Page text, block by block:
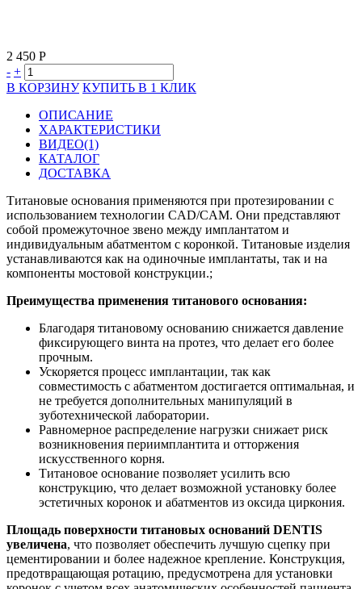
2 450 Р
- +
В КОРЗИНУ КУПИТЬ В 1 КЛИК
ОПИСАНИЕ
ХАРАКТЕРИСТИКИ
ВИДЕО(1)
КАТАЛОГ
ДОСТАВКА
Титановые основания применяются при протезировании с
использованием технологии CAD/CAM. Они представляют
собой промежуточное звено между имплантатом и
индивидуальным абатментом с коронкой. Титановые изделия
устанавливаются как на одиночные имплантаты, так и на
компоненты мостовой конструкции.;
Преимущества применения титанового основания:
Благодаря титановому основанию снижается давление
фиксирующего винта на протез, что делает его более
прочным.
Ускоряется процесс имплантации, так как
совместимость с абатментом достигается оптимальная, и
не требуется дополнительных манипуляций в
зуботехнической лаборатории.
Равномерное распределение нагрузки снижает риск
возникновения периимплантита и отторжения
искусственного корня.
Титановое основание позволяет усилить всю
конструкцию, что делает возможной установку более
эстетичных коронок и абатментов из оксида циркония.
Площадь поверхности титановых оснований DENTIS
увеличена, что позволяет обеспечить лучшую сцепку при
цементировании и более надежное крепление. Конструкция,
предотвращающая ротацию, предусмотрена для установки